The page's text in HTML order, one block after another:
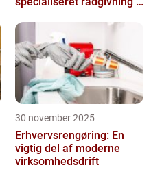
30 november 2025
Erhvervsrengøring: En
vigtig del af moderne
virksomhedsdrift